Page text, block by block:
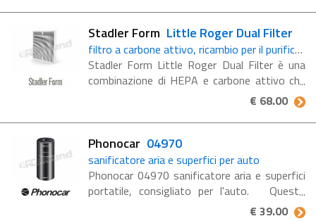
Stadler Form Little Roger Dual Filter
filtro a carbone attivo, ricambio per il purificatore Little Roger
Stadler Form Little Roger Dual Filter è una
combinazione di HEPA e carbone attivo che
che filtra gli inquinanti dall'aria e assorbe i gas
€ 68.00
Phonocar 04970
sanificatore aria e superfici per auto
Phonocar 04970 sanificatore aria e superfici
portatile, consigliato per l'auto. Questo
pratico sanificatore per veicoli elimina virus,
€ 39.00